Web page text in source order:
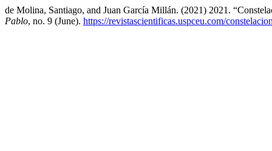
de Molina, Santiago, and Juan García Millán. (2021) 2021.
Pablo, no. 9 (June). https://revistascientificas.uspceu.com/